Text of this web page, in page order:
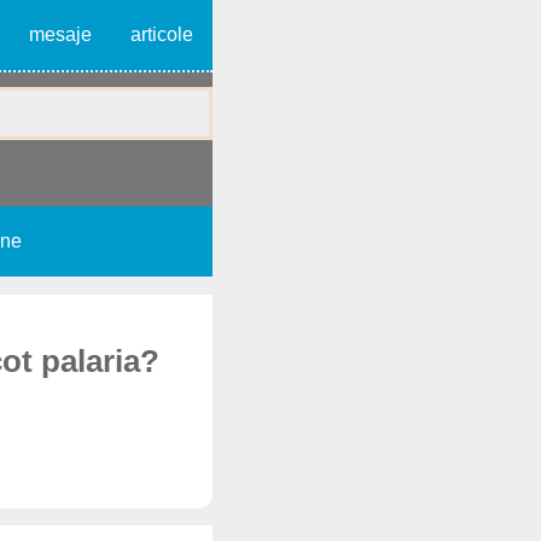
mesaje articole
palaria?